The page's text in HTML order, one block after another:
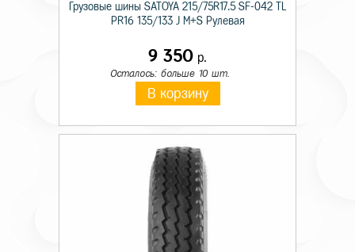
Грузовые шины SATOYA 215/75R17.5 SF-042 TL
PR16 135/133 J M+S Рулевая
9 350 р.
Осталось: больше 10 шт.
В корзину